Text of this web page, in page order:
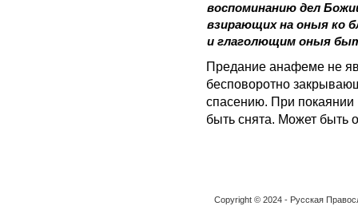
воспоминанию дел
взирающих на оныя ко
и глаголющим оныя
Предание анафеме не
бесповоротно
спасению. При
быть снята. Может быть
Copyright © 2024 - Русская